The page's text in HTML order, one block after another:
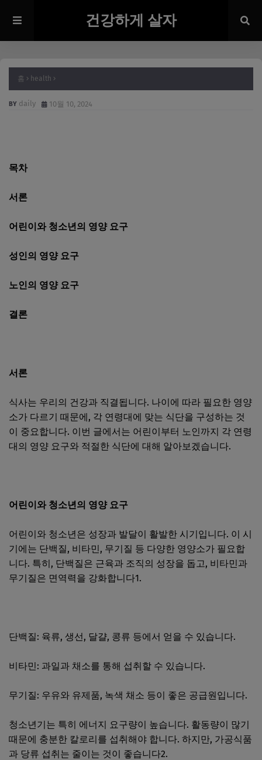
건강하게 살자
홈 health
daily 10월 10, 2024
목차
서론
어린이와 청소년의 영양 요구
성인의 영양 요구
노인의 영양 요구
결론
서론
식사는 우리의 건강과 직결됩니다. 나이에 따라 필요한 영양
소가 다르기 때문에, 각 연령대에 맞는 식단을 구성하는 것
이 중요합니다. 이번 글에서는 어린이부터 노인까지 각 연령
대의 영양 요구와 적절한 식단에 대해 알아보겠습니다.
어린이와 청소년의 영양 요구
어린이와 청소년은 성장과 발달이 활발한 시기입니다. 이 시
기에는 단백질, 비타민, 무기질 등 다양한 영양소가 필요합
니다. 특히, 단백질은 근육과 조직의 성장을 돕고, 비타민과
무기질은 면역력을 강화합니다1.
단백질: 육류, 생선, 달걀, 콩류 등에서 얻을 수 있습니다.
비타민: 과일과 채소를 통해 섭취할 수 있습니다.
무기질: 우유와 유제품, 녹색 채소 등이 좋은 공급원입니다.
청소년기는 특히 에너지 요구량이 높습니다. 활동량이 많기
때문에 충분한 칼로리를 섭취해야 합니다. 하지만, 가공식품
과 당류 섭취는 줄이는 것이 좋습니다2.